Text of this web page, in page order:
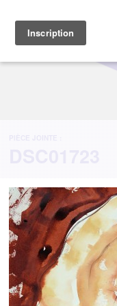
PIÈCE JOINTE :
DSC01723